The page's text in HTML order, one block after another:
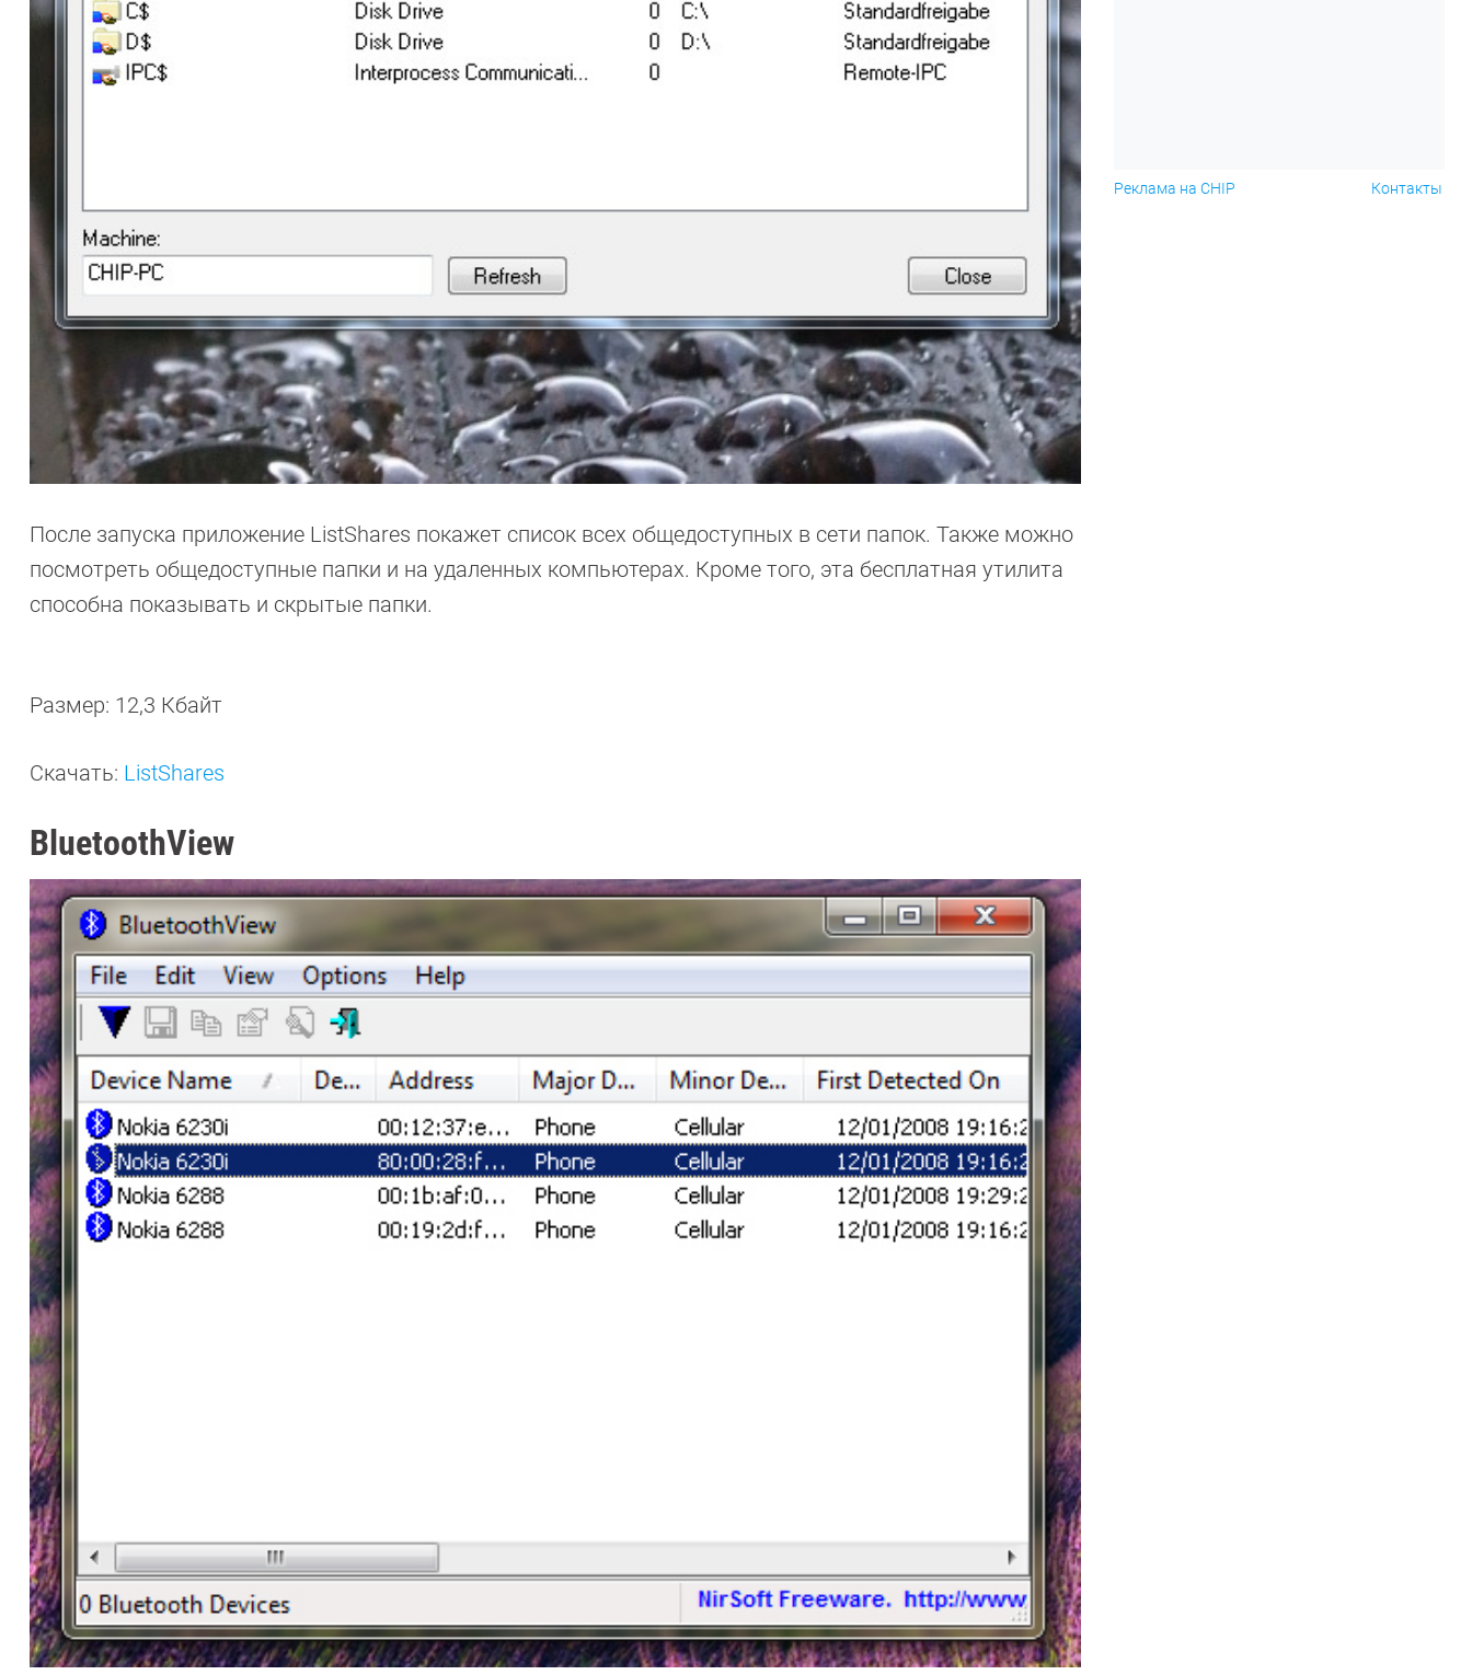
После запуска приложение ListShares покажет список всех общедоступных в сети папок. Также можно
посмотреть общедоступные папки и на удаленных компьютерах. Кроме того, эта бесплатная утилита
способна показывать и скрытые папки.
Размер: 12,3 Кбайт
Скачать: ListShares
BluetoothView
Реклама на CHIP Контакты